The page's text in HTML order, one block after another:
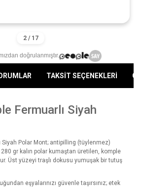
doğrulanmıştır.
TAKSİT SEÇENEKLERİ
Fermuarlı Siyah
Siyah Polar Mont; antipilling (tüylenmez)
gr kalın polar kumaştan üretilen, komple
Üst yüzeyi traşlı dokusu yumuşak bir tutuş
eşyalarınızı güvenle taşırsınız; etek